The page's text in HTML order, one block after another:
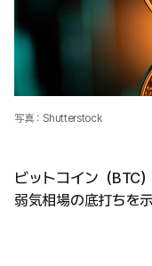
写真：Shutterstock
ビットコイン（BTC
弱気相場の底打ちを